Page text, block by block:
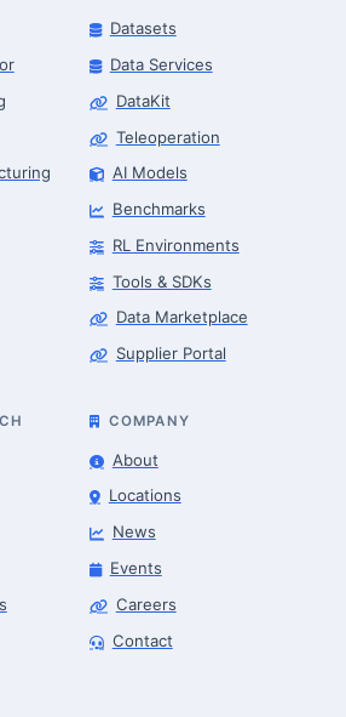
Datasets
Data Services
DataKit
Teleoperation
AI Models
Benchmarks
RL Environments
Tools & SDKs
Data Marketplace
Supplier Portal
COMPANY
About
Locations
News
Events
Careers
Contact